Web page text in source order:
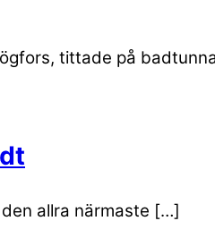
tittade på
allra närmaste […]